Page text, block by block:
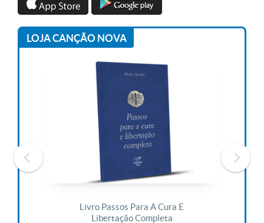
LOJA CANÇÃO NOVA
Livro Passos Para A Cura E
Libertação Completa